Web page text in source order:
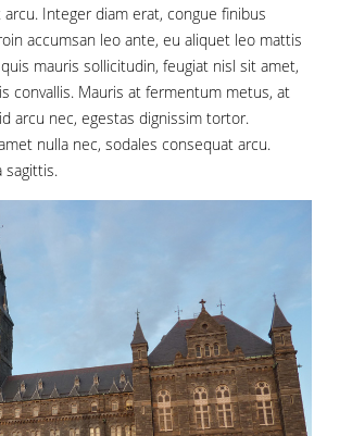
Integer diam erat, congue finibus
accumsan leo ante, eu aliquet leo mattis
mauris sollicitudin, feugiat nisl sit amet,
convallis. Mauris at fermentum metus, at
arcu nec, egestas dignissim tortor.
nulla nec, sodales consequat arcu.
sagittis.